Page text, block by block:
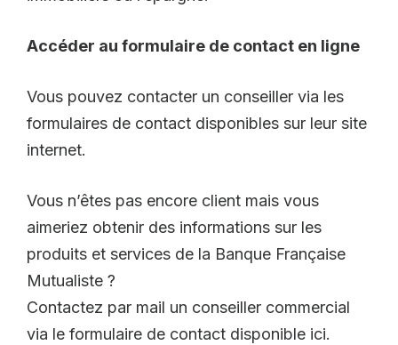
Accéder au formulaire de contact en ligne
Vous pouvez contacter un conseiller via les
formulaires de contact disponibles sur leur site
internet.
Vous n’êtes pas encore client mais vous
aimeriez obtenir des informations sur les
produits et services de la Banque Française
Mutualiste ?
Contactez par mail un conseiller commercial
via le formulaire de contact disponible ici.